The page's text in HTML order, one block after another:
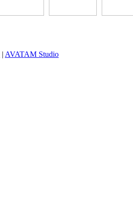
| AVATAM Studio